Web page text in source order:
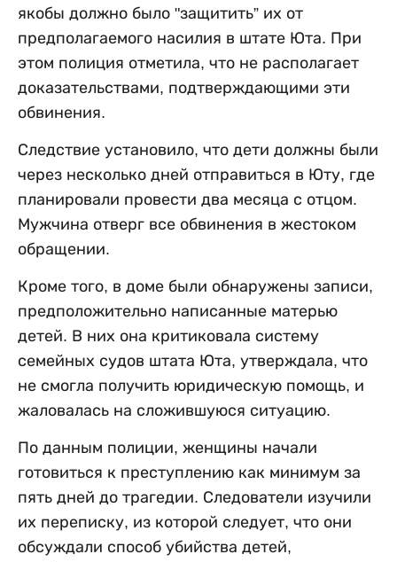
якобы должно было "защитить” их от
предполагаемого насилия в штате Юта. При
этом полиция отметила, что не располагает
доказательствами, подтверждающими эти
обвинения.
Следствие установило, что дети должны были
через несколько дней отправиться в Юту, где
планировали провести два месяца с отцом.
Мужчина отверг все обвинения в жестоком
обращении.
Кроме того, в доме были обнаружены записи,
предположительно написанные матерью
детей. В них она критиковала систему
семейных судов штата Юта, утверждала, что
не смогла получить юридическую помощь, и
жаловалась на сложившуюся ситуацию.
По данным полиции, женщины начали
готовиться к преступлению как минимум за
пять дней до трагедии. Следователи изучили
их переписку, из которой следует, что они
обсуждали способ убийства детей,